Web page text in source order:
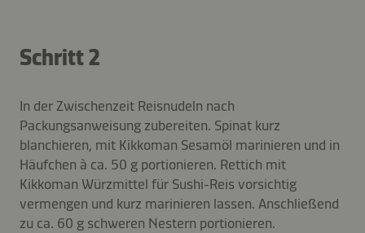
Schritt 2
In der Zwischenzeit Reisnudeln nach
Packungsanweisung zubereiten. Spinat kurz
blanchieren, mit Kikkoman Sesamöl marinieren und in
Häufchen à ca. 50 g portionieren. Rettich mit
Kikkoman Würzmittel für Sushi-Reis vorsichtig
vermengen und kurz marinieren lassen. Anschließend
zu ca. 60 g schweren Nestern portionieren.